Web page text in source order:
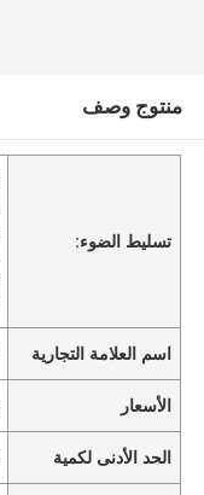
منتوج وصف
تسليط الضوء:
اسم العلامة التجارية
الأسعار
الحد الأدنى لكمية